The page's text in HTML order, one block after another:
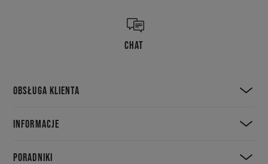
CHAT
OBSŁUGA KLIENTA
INFORMACJE
PORADNIKI